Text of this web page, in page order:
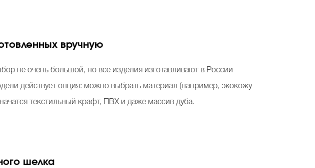
вручную
не очень большой, но все изделия изготавливают в России
действует опция: можно выбрать материал (например, экокожу
текстильный крафт, ПВХ и даже массив дуба.
шелка